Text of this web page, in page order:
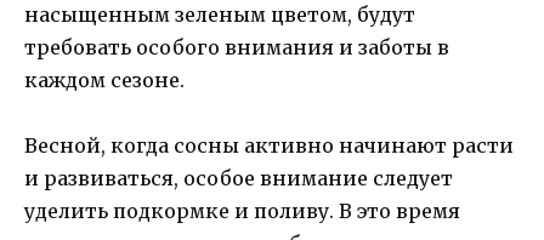
насыщенным зеленым цветом, будут
требовать особого внимания и заботы в
каждом сезоне.
Весной, когда сосны активно начинают расти
и развиваться, особое внимание следует
уделить подкормке и поливу. В это время